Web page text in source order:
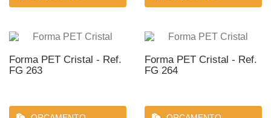
Forma PET Cristal - Ref.
FG 263
Forma PET Cristal - Ref.
FG 264